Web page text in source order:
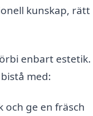
kunskap, rätt
enbart estetik.
med:
ge en fräsch